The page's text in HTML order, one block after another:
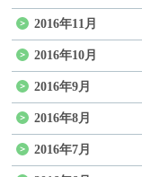
2016年11月
2016年10月
2016年9月
2016年8月
2016年7月